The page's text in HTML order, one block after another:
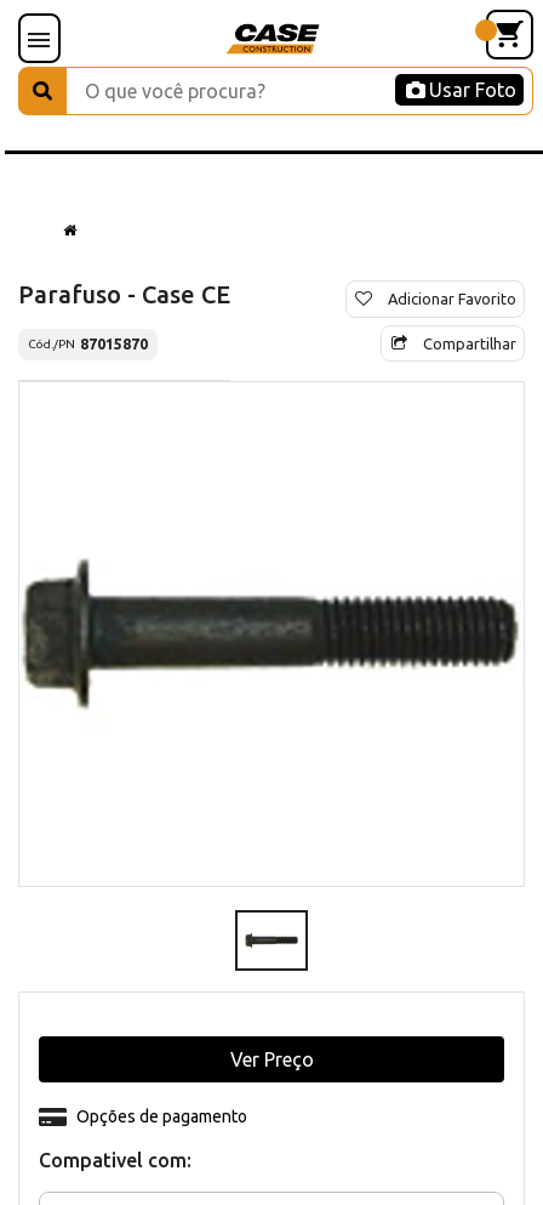
Usar Foto
Parafuso - Case CE
Cód./PN 87015870
Adicionar Favorito
Compartilhar
Compativel com:
Opções de pagamento
Ver Preço